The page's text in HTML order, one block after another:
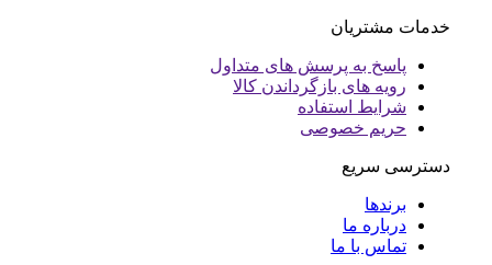
خدمات مشتریان
پاسخ به پرسش های متداول
رویه های بازگرداندن کالا
شرایط استفاده
حریم خصوصی
دسترسی سریع
برندها
درباره ما
تماس با ما